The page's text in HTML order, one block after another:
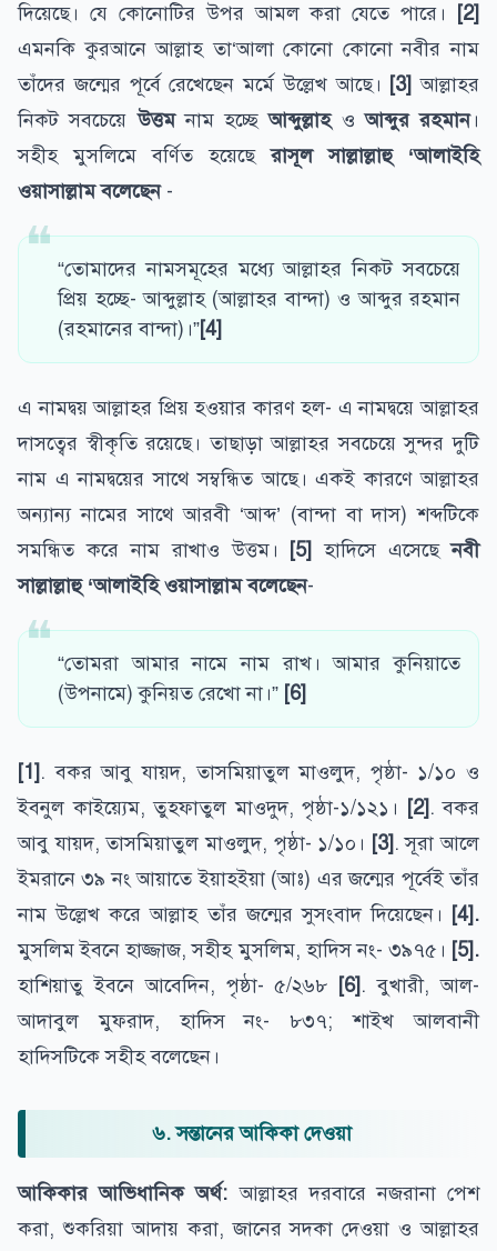
দিয়েছে। যে কোনোটির উপর আমল করা যেতে পারে।
[2]
এমনকি কুরআনে আল্লাহ তা‘আলা কোনো কোনো নবীর নাম
তাঁদের জন্মের পূর্বে রেখেছেন মর্মে উল্লেখ আছে। [3] আল্লাহর
নিকট সবচেয়েউত্তমনাম হচ্ছেআব্দুল্লাহ ওআব্দুর রহমান।
সহীহ মুসলিমে বর্ণিত হয়েছেরাসূল সাল্লাল্লাহু ‘আলাইহি
ওয়াসাল্লাম বলেছেন-
“তোমাদের নামসমূহের মধ্যে আল্লাহর নিকট সবচেয়ে
প্রিয় হচ্ছে- আব্দুল্লাহ (আল্লাহর বান্দা) ও আব্দুর রহমান
(রহমানের বান্দা)।”[4]
এ নামদ্বয় আল্লাহর প্রিয় হওয়ার কারণ হল- এ নামদ্বয়ে আল্লাহর
দাসত্বের স্বীকৃতি রয়েছে। তাছাড়া আল্লাহর সবচেয়ে সুন্দর দুটি
নাম এ নামদ্বয়ের সাথে সম্বন্ধিত আছে। একই কারণে আল্লাহর
অন্যান্য নামের সাথে আরবী ‘আব্দ’ (বান্দা বা দাস) শব্দটিকে
সমন্ধিত করে নাম রাখাও উত্তম।
[5] হাদিসে এসেছেনবী
সাল্লাল্লাহু ‘আলাইহি ওয়াসাল্লাম বলেছেন-
“তোমরা আমার নামে নাম রাখ। আমার কুনিয়াতে
(উপনামে) কুনিয়ত রেখো না।” [6]
[1] . বকর আবু যায়দ, তাসমিয়াতুল মাওলুদ, পৃষ্ঠা- ১/১০ ও
ইবনুল কাইয়্যেম, তুহফাতুল মাওদুদ, পৃষ্ঠা-১/১২১। [2] . বকর
আবু যায়দ, তাসমিয়াতুল মাওলুদ, পৃষ্ঠা- ১/১০। [3] . সূরা আলে
ইমরানে ৩৯ নং আয়াতে ইয়াহইয়া (আঃ) এর জন্মের পূর্বেই তাঁর
নাম উল্লেখ করে আল্লাহ তাঁর জন্মের সুসংবাদ দিয়েছেন। [4].
মুসলিম ইবনে হাজ্জাজ, সহীহ মুসলিম, হাদিস নং- ৩৯৭৫। [5].
হাশিয়াতু ইবনে আবেদিন, পৃষ্ঠা- ৫/২৬৮ [6] . বুখারী, আল-
আদাবুল মুফরাদ, হাদিস নং- ৮৩৭; শাইখ আলবানী
হাদিসটিকে সহীহ বলেছেন।
৬. সন্তানের আকিকা দেওয়া
আকিকার আভিধানিক অর্থ:আল্লাহর দরবারে নজরানা পেশ
করা, শুকরিয়া আদায় করা, জানের সদকা দেওয়া ও আল্লাহর